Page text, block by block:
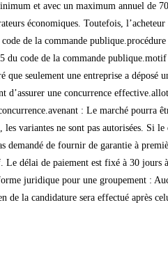
et avec un maximum annuel de
économiques. Toutefois,
de la commande
code de la commande
seulement une entreprise a
une concurrence
: Le marché
variantes ne sont pas autorisées. Si
demandé de fournir de garantie à
délai de paiement est fixé à 30
juridique pour une groupement :
de la candidature sera effectué après